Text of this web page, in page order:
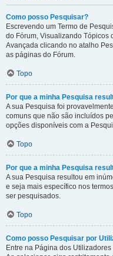
Como posso Pesquisar?
Escrevendo um Termo de
do Fórum, Visualizando Tópicos
Avançada clicando no atalho
as páginas do Fórum.
Topo
Por que a minha Pesquisa
A sua Pesquisa foi
comuns que não são incluídos
opções disponíveis com a
Topo
Por que a minha Pesquisa
A sua Pesquisa resultou em
e seja mais específico nos
ser pesquisados.
Topo
Como posso Pesquisar por
Entre na Página dos